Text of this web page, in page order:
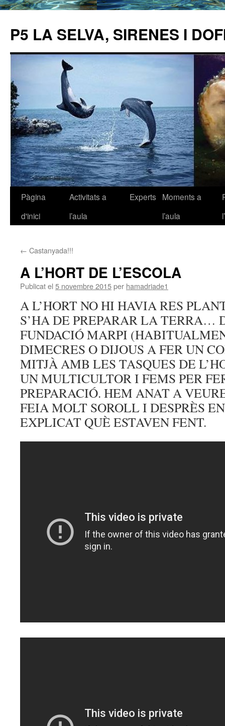
P5 LA SELVA, SIRENES I
Vés
Pàgina
d'inici
Activitats a
l’aula
Experts
Moments a
l’aula
← Castanyada!!!
A L’HORT DE L’ESCOLA
Publicat el 5 novembre 2015per hamadriade1
A L’HORT NO HI HAVIA RES
S’HA DE PREPARAR LA TERRA…
FUNDACIÓ MARPI
DIMECRES O DIJOUS A FER UN
MITJÀ AMB LES TASQUES DE
UN MULTICULTOR I FEMS PER
PREPARACIÓ. HEM ANAT A
FEIA MOLT SOROLL I DESPRÈS
EXPLICAT QUÈ ESTAVEN FENT.